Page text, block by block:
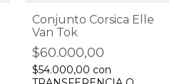
Conjunto Corsica Elle
Van Tok
$60.000,00
$54.000,00 con